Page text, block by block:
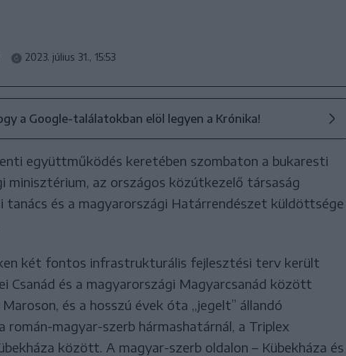
2023. július 31., 15:53
a Google-találatokban elöl legyen a Krónika!
együttműködés keretében szombaton a bukaresti
minisztérium, az országos közútkezelő társaság
tanács és a magyarországi Határrendészet küldöttsége
két fontos infrastrukturális fejlesztési terv került
Csanád és a magyarországi Magyarcsanád között
és a hosszú évek óta ,,jegelt” állandó
magyar-szerb hármashatárnál, a Triplex
között. A magyar-szerb oldalon – Kübekháza és